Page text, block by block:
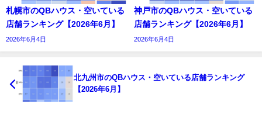
札幌市のQBハウス・空いている
店舗ランキング【2026年6月】
2026年6月4日
神戸市のQBハウス・空いている
店舗ランキング【2026年6月】
2026年6月4日
北九州市のQBハウス・空いている店舗ランキング
【2026年6月】